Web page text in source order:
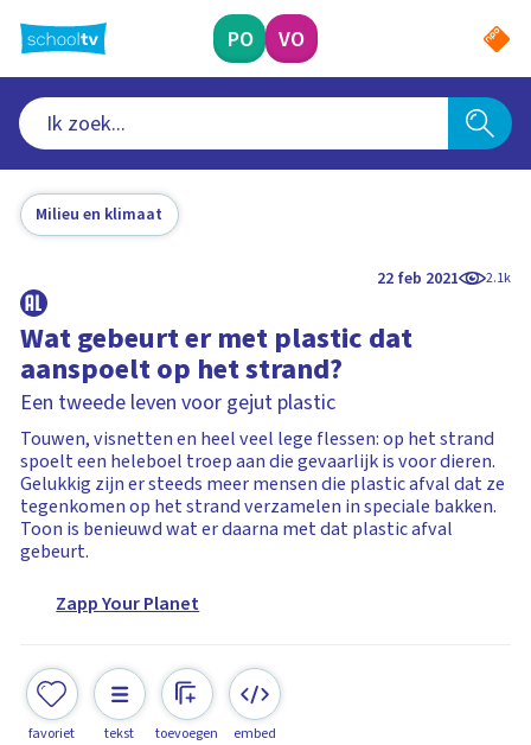
naar
hoofdinhoud
PO VO
Milieu en klimaat
22 feb 2021 2.1k
Wat gebeurt er met plastic dat
aanspoelt op het strand?
Een tweede leven voor gejut plastic
Touwen, visnetten en heel veel lege flessen: op het strand
spoelt een heleboel troep aan die gevaarlijk is voor dieren.
Gelukkig zijn er steeds meer mensen die plastic afval dat ze
tegenkomen op het strand verzamelen in speciale bakken.
Toon is benieuwd wat er daarna met dat plastic afval
gebeurt.
Zapp Your Planet
favoriet tekst toevoegen embed